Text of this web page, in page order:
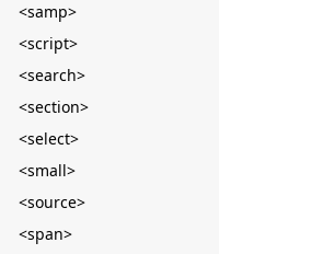
<samp>
<script>
<search>
<section>
<select>
<small>
<source>
<span>